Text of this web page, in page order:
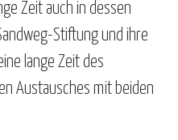
Zeit auch in dessen
Stiftung und ihre
lange Zeit des
Austausches mit beiden